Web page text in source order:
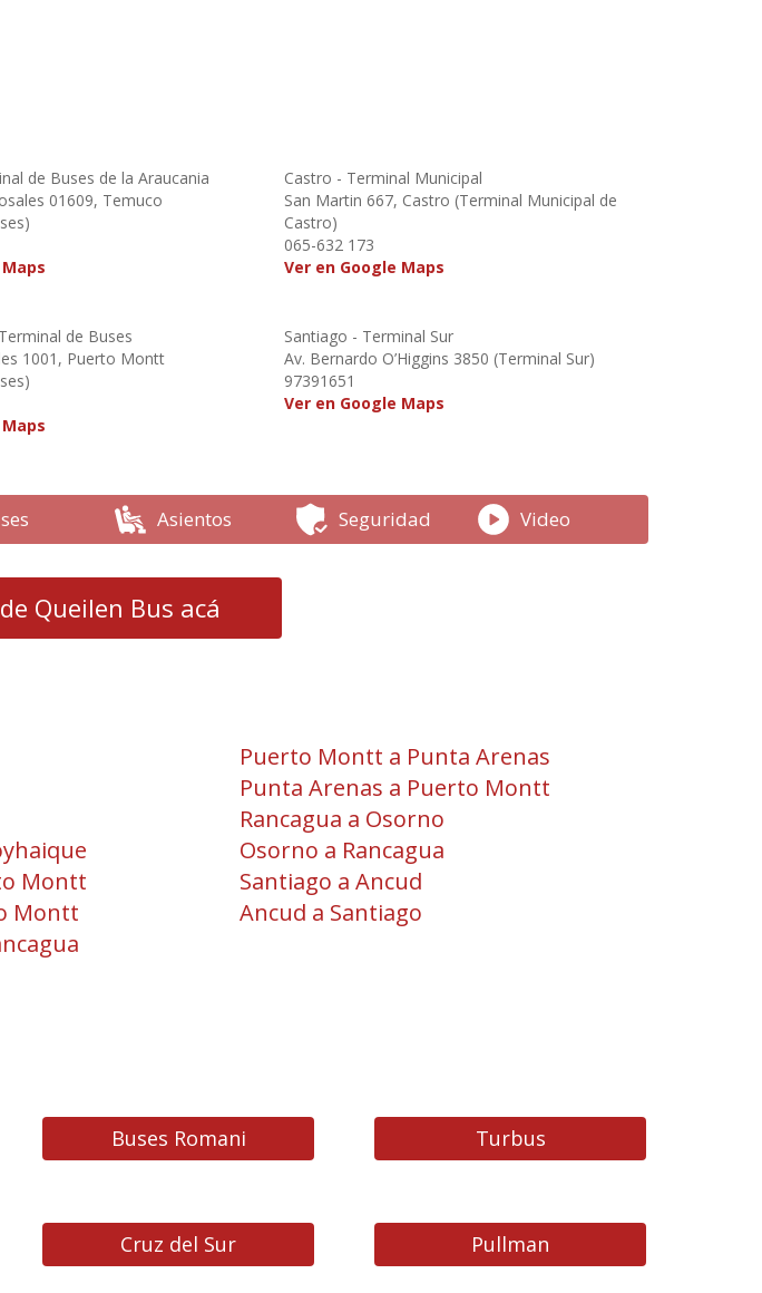
de Buses de la Araucania
01609, Temuco
Castro - Terminal Municipal
San Martin 667, Castro (Terminal Municipal de
Castro)
065-632 173
Ver en Google Maps
de Buses
1001, Puerto Montt
Santiago - Terminal Sur
Av. Bernardo O’Higgins 3850 (Terminal Sur)
97391651
Ver en Google Maps
Asientos Seguridad Video
Queilen Bus acá
Montt
Montt
Puerto Montt a Punta Arenas
Punta Arenas a Puerto Montt
Rancagua a Osorno
Osorno a Rancagua
Santiago a Ancud
Ancud a Santiago
Buses Romani Turbus
Cruz del Sur Pullman